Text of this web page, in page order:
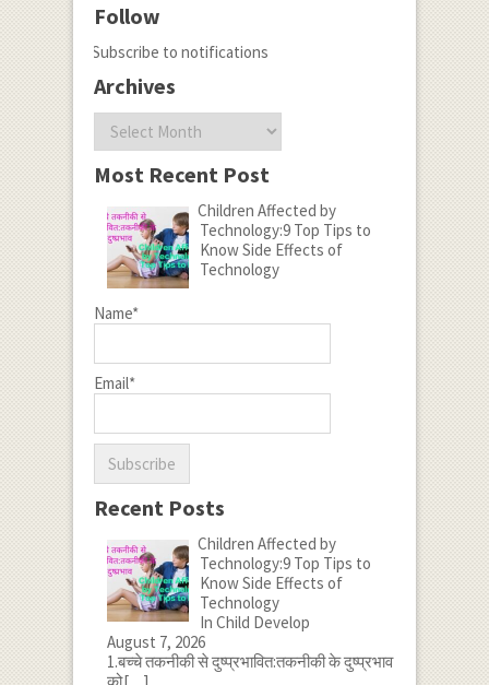
Follow
Subscribe to notifications
Archives
Most Recent Post
Children Affected by
Technology:9 Top Tips to
Know Side Effects of
Technology
Name*
Email*
Recent Posts
Children Affected by
Technology:9 Top Tips to
Know Side Effects of
Technology
In Child Develop
August 7, 2026
1.बच्चे तकनीकी से दुष्प्रभावित:तकनीकी के दुष्प्रभाव